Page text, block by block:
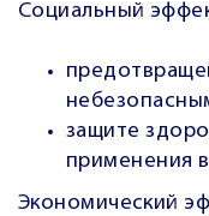
Социальный
защите
применения
Экономический